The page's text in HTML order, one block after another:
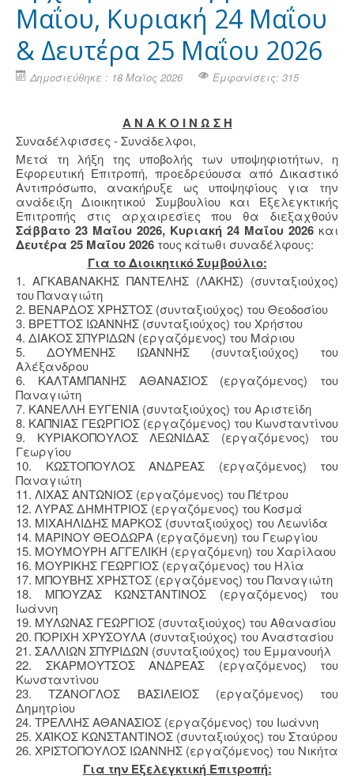
Μαΐου, Κυριακή 24 Μαΐου
& Δευτέρα 25 Μαΐου 2026
Δημοσιεύθηκε : 18 Μαϊος 2026 Εμφανίσεις: 315
Α Ν Α Κ Ο Ι Ν Ω Σ Η
Συναδέλφισσες - Συνάδελφοι,
Μετά τη λήξη της υποβολής των υποψηφιοτήτων, η
Εφορευτική Επιτροπή, προεδρεύουσα από Δικαστικό
Αντιπρόσωπο, ανακήρυξε ως υποψηφίους για την
ανάδειξη Διοικητικού Συμβουλίου και Εξελεγκτικής
Επιτροπής στις αρχαιρεσίες που θα διεξαχθούν
Σάββατο 23 Μαΐου 2026, Κυριακή 24 Μαΐου 2026 και
Δευτέρα 25 Μαΐου 2026 τους κάτωθι συναδέλφους:
Για το Διοικητικό Συμβούλιο:
1. ΑΓΚΑΒΑΝΑΚΗΣ ΠΑΝΤΕΛΗΣ (ΛΑΚΗΣ) (συνταξιούχος)
του Παναγιώτη
2. ΒΕΝΑΡΔΟΣ ΧΡΗΣΤΟΣ (συνταξιούχος) του Θεοδοσίου
3. ΒΡΕΤΤΟΣ ΙΩΑΝΝΗΣ (συνταξιούχος) του Χρήστου
4. ΔΙΑΚΟΣ ΣΠΥΡΙΔΩΝ (εργαζόμενος) του Μάριου
5. ΔΟΥΜΕΝΗΣ ΙΩΑΝΝΗΣ (συνταξιούχος) του
Αλέξανδρου
6. ΚΑΛΤΑΜΠΑΝΗΣ ΑΘΑΝΑΣΙΟΣ (εργαζόμενος) του
Παναγιώτη
7. ΚΑΝΕΛΛΗ ΕΥΓΕΝΙΑ (συνταξιούχος) του Αριστείδη
8. ΚΑΠΝΙΑΣ ΓΕΩΡΓΙΟΣ (εργαζόμενος) του Κωνσταντίνου
9. ΚΥΡΙΑΚΟΠΟΥΛΟΣ ΛΕΩΝΙΔΑΣ (εργαζόμενος) του
Γεωργίου
10. ΚΩΣΤΟΠΟΥΛΟΣ ΑΝΔΡΕΑΣ (εργαζόμενος) του
Παναγιώτη
11. ΛΙΧΑΣ ΑΝΤΩΝΙΟΣ (εργαζόμενος) του Πέτρου
12. ΛΥΡΑΣ ΔΗΜΗΤΡΙΟΣ (εργαζόμενος) του Κοσμά
13. ΜΙΧΑΗΛΙΔΗΣ ΜΑΡΚΟΣ (συνταξιούχος) του Λεωνίδα
14. ΜΑΡΙΝΟΥ ΘΕΟΔΩΡΑ (εργαζόμενη) του Γεωργίου
15. ΜΟΥΜΟΥΡΗ ΑΓΓΕΛΙΚΗ (εργαζόμενη) του Χαρίλαου
16. ΜΟΥΡΙΚΗΣ ΓΕΩΡΓΙΟΣ (εργαζόμενος) του Ηλία
17. ΜΠΟΥΒΗΣ ΧΡΗΣΤΟΣ (εργαζόμενος) του Παναγιώτη
18. ΜΠΟΥΖΑΣ ΚΩΝΣΤΑΝΤΙΝΟΣ (εργαζόμενος) του
Ιωάννη
19. ΜΥΛΩΝΑΣ ΓΕΩΡΓΙΟΣ (συνταξιούχος) του Αθανασίου
20. ΠΟΡΙΧΗ ΧΡΥΣΟΥΛΑ (συνταξιούχος) του Αναστασίου
21. ΣΑΛΛΙΩΝ ΣΠΥΡΙΔΩΝ (συνταξιούχος) του Εμμανουήλ
22. ΣΚΑΡΜΟΥΤΣΟΣ ΑΝΔΡΕΑΣ (εργαζόμενος) του
Κωνσταντίνου
23. ΤΖΑΝΟΓΛΟΣ ΒΑΣΙΛΕΙΟΣ (εργαζόμενος) του
Δημητρίου
24. ΤΡΕΛΛΗΣ ΑΘΑΝΑΣΙΟΣ (εργαζόμενος) του Ιωάννη
25. ΧΑΪΚΟΣ ΚΩΝΣΤΑΝΤΙΝΟΣ (συνταξιούχος) του Σταύρου
26. ΧΡΙΣΤΟΠΟΥΛΟΣ ΙΩΑΝΝΗΣ (εργαζόμενος) του Νικήτα
Για την Εξελεγκτική Επιτροπή: